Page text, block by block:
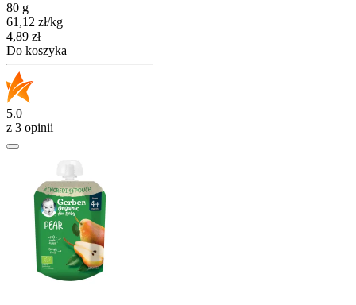
80 g
61,12 zł/kg
Cena
4,89 zł
Do koszyka
5.0
z 3 opinii